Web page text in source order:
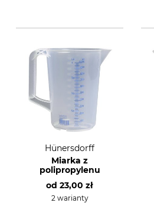
Hünersdorff
Miarka z
polipropylenu
od 23,00 zł
2 warianty